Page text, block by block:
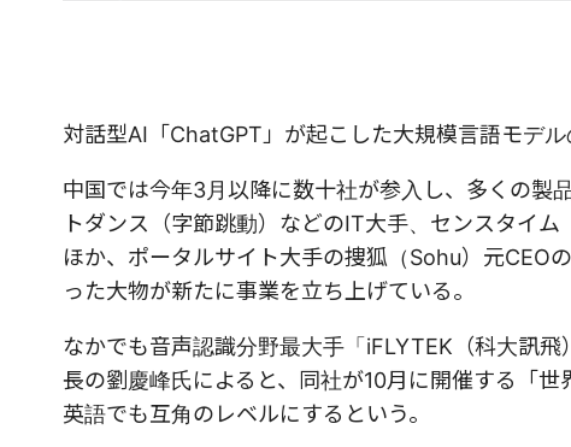
対話型AI「ChatGPT」が起こした大規模言語モデル
中国では今年3月以降に数十社が参入し、多くの製
トダンス（字節跳動）などのIT大手、センスタイ
ほか、ポータルサイト大手の捜狐（Sohu）元CEO
った大物が新たに事業を立ち上げている。
なかでも音声認識分野最大手「iFLYTEK（科大訊
長の劉慶峰氏によると、同社が10月に開催する「
英語でも互角のレベルにするという。